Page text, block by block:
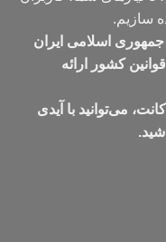
سازیم.
اسلامی ایران
کشور ارائه
می‌توانید با آیدی